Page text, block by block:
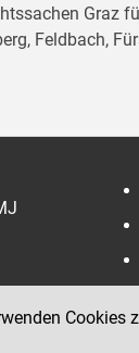
Graz
Feldbach,